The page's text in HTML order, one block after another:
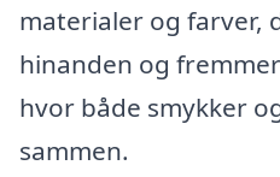
materialer og farver,
hinanden og
hvor både smykker
sammen.